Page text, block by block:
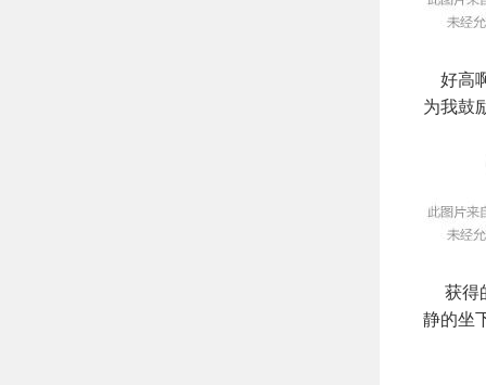
好高
为我鼓
获得
静的坐